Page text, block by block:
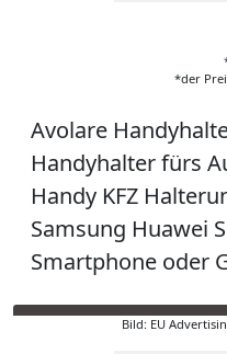
*der
Avolare
Handyhalter fürs
Handy KFZ
Samsung Huawei
Smartphone oder
Bild: EU